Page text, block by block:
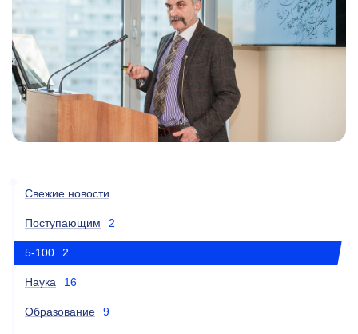
Свежие новости
Поступающим 2
5-100 2
Наука 16
Образование 9